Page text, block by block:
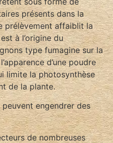
présents dans la
prélèvement affaiblit la
à l’origine du
type fumagine sur la
d’une poudre
limite la photosynthèse
de la plante.
engendrer des
de nombreuses